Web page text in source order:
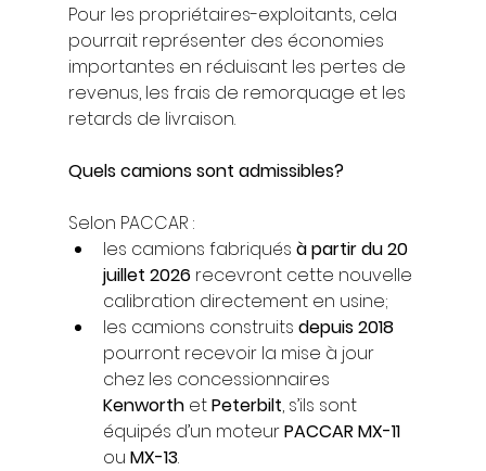
Pour les propriétaires-exploitants, cela
pourrait représenter des économies
importantes en réduisant les pertes de
revenus, les frais de remorquage et les
retards de livraison.
Quels camions sont admissibles?
Selon PACCAR :
les camions fabriqués à partir du 20
juillet 2026 recevront cette nouvelle
calibration directement en usine;
les camions construits depuis 2018
pourront recevoir la mise à jour
chez les concessionnaires
Kenworth et Peterbilt, s’ils sont
équipés d’un moteur PACCAR MX-11
ou MX-13.